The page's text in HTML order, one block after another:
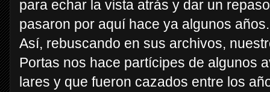
para echar la vista atrás y dar un
pasaron por aquí hace ya algunos años.
Así, rebuscando en sus archivos,
Portas nos hace partícipes de algunos
lares y que fueron cazados entre los